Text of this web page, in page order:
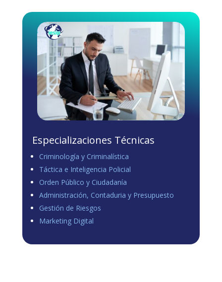
Especializaciones Técnicas
Criminología y Criminalística
Táctica e Inteligencia Policial
Orden Público y Ciudadanía
Administración, Contaduria y Presupuesto
Gestión de Riesgos
Marketing Digital